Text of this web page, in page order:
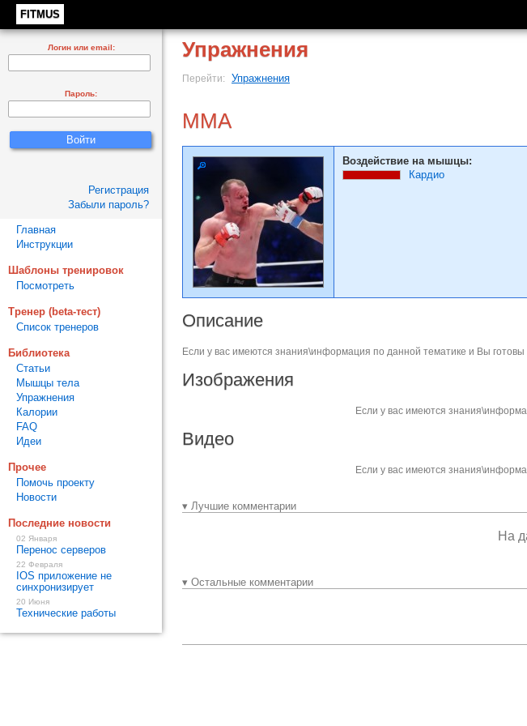
FITMUS
Упражнения
Перейти: Упражнения
MMA
Воздействие на мышцы:
Кардио
Описание
Если у вас имеются знания\информация по данной тематике и Вы готовы
Изображения
Если у вас имеются
Видео
Если у вас имеются
▾ Лучшие комментарии
На
▾ Остальные комментарии
Логин или email:
Пароль:
Регистрация
Забыли пароль?
Главная
Инструкции
Шаблоны тренировок
Посмотреть
Тренер (beta-тест)
Список тренеров
Библиотека
Статьи
Мышцы тела
Упражнения
Калории
FAQ
Идеи
Прочее
Помочь проекту
Новости
Последние новости
02 Января
Перенос серверов
22 Февраля
IOS приложение не
синхронизирует
20 Июня
Технические работы